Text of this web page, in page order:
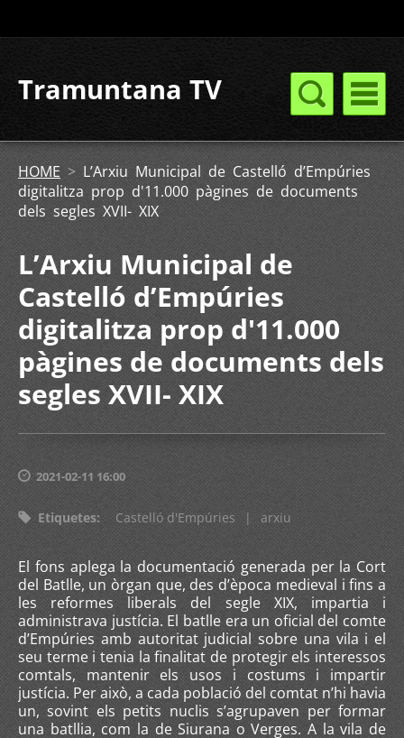
Tramuntana TV
HOME > L’Arxiu Municipal de Castelló d’Empúries
digitalitza prop d'11.000 pàgines de documents
dels segles XVII- XIX
L’Arxiu Municipal de
Castelló d’Empúries
digitalitza prop d'11.000
pàgines de documents dels
segles XVII- XIX
2021-02-11 16:00
Etiquetes: Castelló d'Empúries | arxiu
El fons aplega la documentació generada per la Cort
del Batlle, un òrgan que, des d’època medieval i fins a
les reformes liberals del segle XIX, impartia i
administrava justícia. El batlle era un oficial del comte
d’Empúries amb autoritat judicial sobre una vila i el
seu terme i tenia la finalitat de protegir els interessos
comtals, mantenir els usos i costums i impartir
justícia. Per això, a cada població del comtat n’hi havia
un, sovint els petits nuclis s’agrupaven per formar
una batllia, com la de Siurana o Verges. A la vila de